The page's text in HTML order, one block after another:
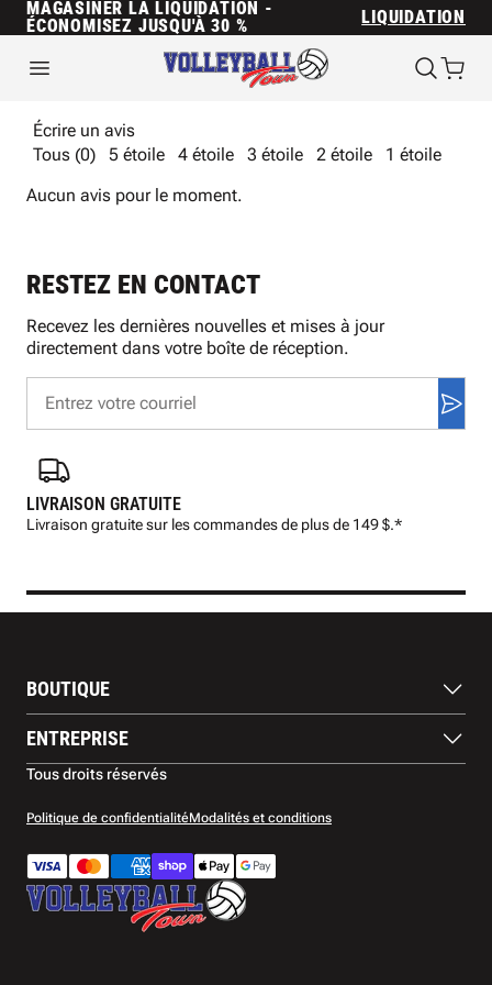
MAGASINER LA LIQUIDATION -
ÉCONOMISEZ JUSQU'À 30 %
LIQUIDATION
Écrire un avis
Tous (0)
5 étoile 4 étoile 3 étoile 2 étoile
1 étoile
Aucun avis pour le moment.
LIVRAISON GRATUITE
Livraison gratuite sur les commandes de plus de 149 $.*
RESTEZ EN CONTACT
Recevez les dernières nouvelles et mises à jour
directement dans votre boîte de réception.
BOUTIQUE
Chaussures
Protection
Accessoires
ENTREPRISE
À propos de nous
Contactez-nous
Garantie
Méthodes de paiment
Livraison
Tous droits réservés
Politique de confidentialitéModalités et conditions